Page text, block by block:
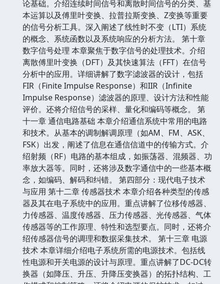
论基础。介绍连续时间信号和离散时间信号的分类、基
本运算以及傅里叶变换、拉普拉斯变换、Z变换等重要
的信号分析工具。深入阐述了线性时不变（LTI）系统
的概念、系统函数以及系统响应的分析方法。 第十章
数字信号处理 本章聚焦于数字信号的处理技术。介绍
离散傅里叶变换（DFT）及其快速算法（FFT）在信号
分析中的应用。详细讲解了数字滤波器的设计，包括
FIR（Finite Impulse Response）和IIR（Infinite
Impulse Response）滤波器的原理、设计方法和性能
评价。还将介绍信号的采样、量化和编码等概念。 第
十一章 通信电路基础 本章介绍通信系统中常用的电路
和技术。从基本的调制解调原理（如AM、FM、ASK、
FSK）出发，阐述了信息在通信信道中的传输方式。介
绍射频（RF）电路的基本组成，如振荡器、混频器、功
率放大器等。同时，还将涉及数字通信中的一些基本概
念，如编码、解码和纠错。 第四部分：现代电子技术
与应用 第十二章 传感器技术 本章介绍各种类型的传感
器及其在电子系统中的应用。重点讲解了位移传感器、
力传感器、温度传感器、压力传感器、光传感器、气体
传感器等的工作原理、特性和选型要点。同时，还将介
绍传感器信号的调理和数据采集技术。 第十三章 电源
技术 本章详细介绍电子系统所需的电源技术。包括线
性电源和开关电源的设计与原理。重点讲解了DC-DC转
换器（如降压、升压、升降压变换器）的拓扑结构、工